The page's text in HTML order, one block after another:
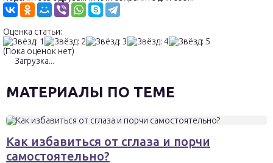
Оценка статьи:
(Пока оценок нет)
Загрузка...
МАТЕРИАЛЫ ПО ТЕМЕ
Как избавиться от сглаза и порчи
самостоятельно?